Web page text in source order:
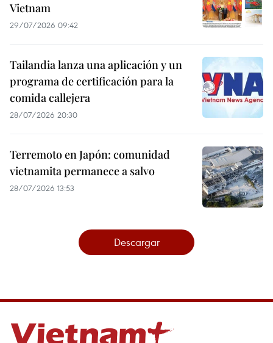
Vietnam
29/07/2026 09:42
Tailandia lanza una aplicación y un
programa de certificación para la
comida callejera
28/07/2026 20:30
Terremoto en Japón: comunidad
vietnamita permanece a salvo
28/07/2026 13:53
Descargar